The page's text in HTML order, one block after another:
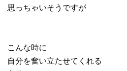
思っちゃいそうですが
こんな時に
自分を奮い立たせてくれる